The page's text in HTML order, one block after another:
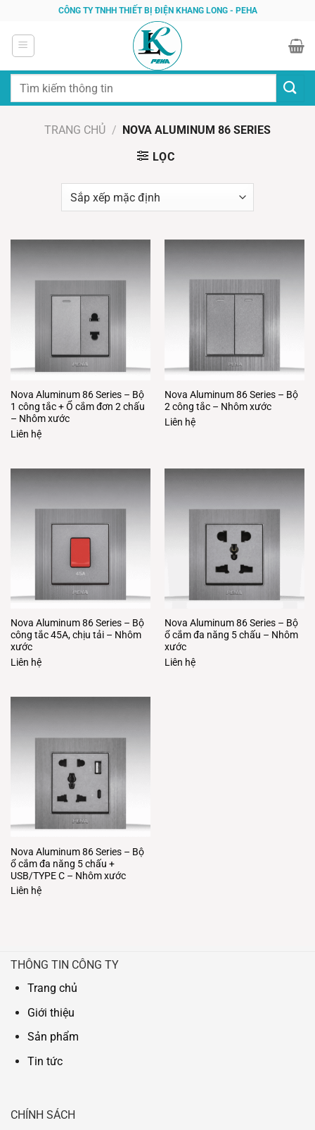
dung
CÔNG TY TNHH THIẾT BỊ ĐIỆN KHANG LONG - PEHA
Tìm
TRANG CHỦ / NOVA ALUMINUM 86 SERIES
LỌC
Nova Aluminum 86 Series – Bộ
1 công tắc + Ổ cắm đơn 2 chấu
– Nhôm xước
Liên hệ
Nova Aluminum 86 Series – Bộ
2 công tắc – Nhôm xước
Liên hệ
Nova Aluminum 86 Series – Bộ
công tắc 45A, chịu tải – Nhôm
xước
Liên hệ
Nova Aluminum 86 Series – Bộ
ổ cắm đa năng 5 chấu – Nhôm
xước
Liên hệ
Nova Aluminum 86 Series – Bộ
ổ cắm đa năng 5 chấu +
USB/TYPE C – Nhôm xước
Liên hệ
THÔNG TIN CÔNG TY
Trang chủ
Giới thiệu
Sản phẩm
Tin tức
CHÍNH SÁCH